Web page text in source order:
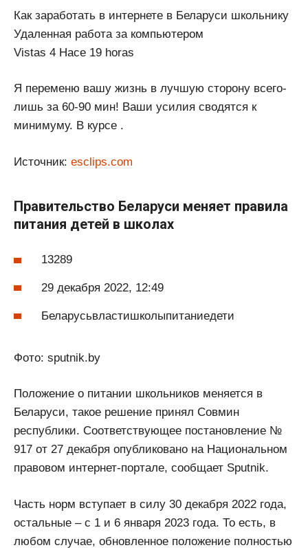
Как заработать в интернете в Беларуси школьнику
Удаленная работа за компьютером
Vistas 4 Hace 19 horas
Я переменю вашу жизнь в лучшую сторону всего-
лишь за 60-90 мин! Ваши усилия сводятся к
минимуму. В курсе .
Источник: esclips.com
Правительство Беларуси меняет правила
питания детей в школах
13289
29 декабря 2022, 12:49
Беларусьвластишколыпитаниедети
Фото: sputnik.by
Положение о питании школьников меняется в
Беларуси, такое решение принял Совмин
республики. Соответствующее постановление №
917 от 27 декабря опубликовано на Национальном
правовом интернет-портале, сообщает Sputnik.
Часть норм вступает в силу 30 декабря 2022 года,
остальные – с 1 и 6 января 2023 года. То есть, в
любом случае, обновленное положение полностью